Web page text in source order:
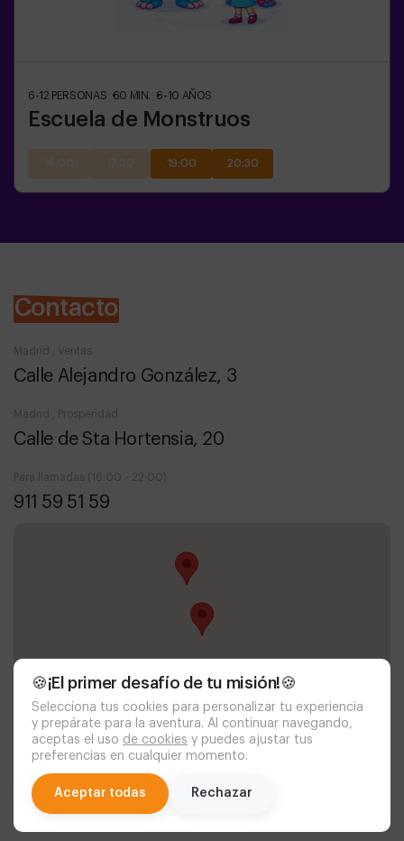
🍪¡El primer desafío de tu misión!🍪
Selecciona tus cookies para personalizar tu experiencia
y prepárate para la aventura. Al continuar navegando,
aceptas el uso de cookies y puedes ajustar tus
preferencias en cualquier momento.
Aceptar todas Rechazar
6-12 PERSONAS 60 MIN. 6-10 AÑOS
Escuela de Monstruos
19:00 20:30
Contacto
Madrid , Ventas
Calle Alejandro González, 3
Madrid , Prosperidad
Calle de Sta Hortensia, 20
Para llamadas (16:00 - 22:00)
911 59 51 59